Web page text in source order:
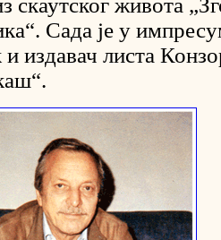
скаутског живота
Сада је у
и издавач листа